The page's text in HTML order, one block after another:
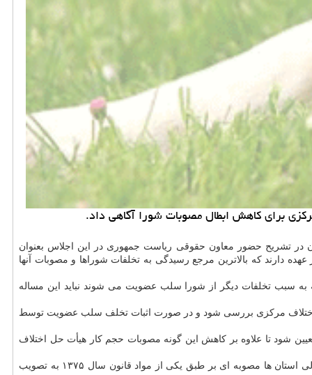
برای كاهش ابطال مصوبات شورا آگاهی داد.
در تشریح حضور معاون حقوقی ریاست جمهوری در این اجلاس بعنوان
دارند كه بالاترین مرجع رسیدگی به تخلفات شوراها و مصوبات آنها
سبب تخلفات دیگر از شورا سلب عضویت می شوند نباید این مساله
اختلاف مركزی بررسی شود و در صورت اثبات تخلف سلب عضویت توسط
شود تا علاوه بر كاهش این گونه مصوبات حجم كار هیأت حل اختلاف
وی درباب برگزاری انتخابات شورایاری ها نیز اظهار داشت: سازمان بازرسی كل كشور ایراداتی به این انتخابات گرفته بود اما ماه گذشته در شورای عالی استان ها مصوبه ای بر طبق یكی از مواد قانون سال ۱۳۷۵ به تصویب